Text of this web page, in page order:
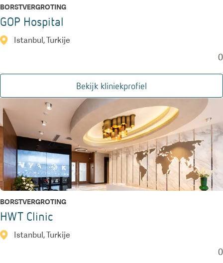
BORSTVERGROTING
GOP Hospital
Istanbul, Turkije
0
Bekijk kliniekprofiel
BORSTVERGROTING
HWT Clinic
Istanbul, Turkije
0